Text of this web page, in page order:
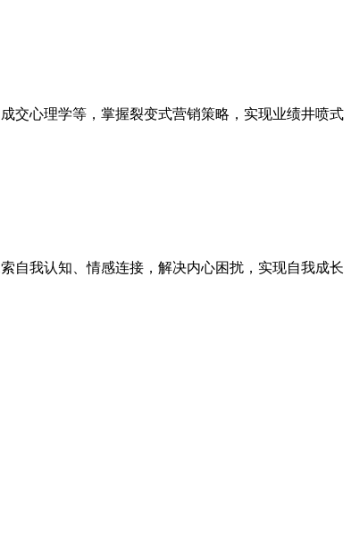
交心理学等，掌握裂变式营销策略，实现业绩井喷式
自我认知、情感连接，解决内心困扰，实现自我成长